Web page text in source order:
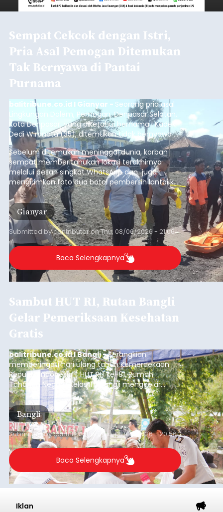
Sempat Cekcok dengan Istri,
Pria Asal Pemogan Ditemukan
Tak Bernyawa di Pantai
Purnama
balitribune.co.id I Gianyar - Seorang pria asal
Lingkungan Dalem, Pemogan, Denpasar Selatan,
Kota Denpasar, yang diketahui bernama I Kadek
Dedi Wiranata (35), ditemukan tidak bernyawa di
pesisir Pantai Purnama, Sukawati.
Sebelum ditemukan meninggal dunia, korban
sempat memberitahukan lokasi terakhirnya
melalui pesan singkat WhatsApp dan juga
mengirimkan foto dua botol pembersih lantai ke
istrinya.
Gianyar
Submitted bycontributoronThu, 08/06/2026 - 21:06
Baca Selengkapnya
Sambut HUT RI, Rutan Bangli
Gelar Pemeriksaan Kesehatan
Gratis
balitribune.co.id I Bangli -Serangkian
memperingati hari ulang tahun Kemerdekaan
Republik Indonesia ( HUT RI) ke-81, Rumah
Tahanan Negara Kelas II B Bangli menggelar
kegiatan pemeriksaan kesehatan gratis, Rabu
(6/8/2026).
Bangli
Submitted bycontributor Thu, 08/06/2026 - 20:56
Baca Selengkapnya
Iklan